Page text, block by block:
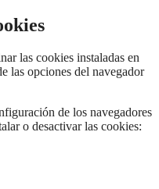
las cookies instaladas en
las opciones del navegador
de los navegadores
o desactivar las cookies: